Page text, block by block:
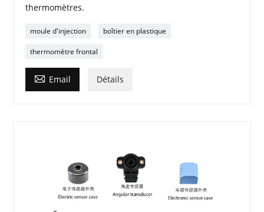
thermomètres.
moule d'injection boîtier en plastique
thermomètre frontal
 Email Détails